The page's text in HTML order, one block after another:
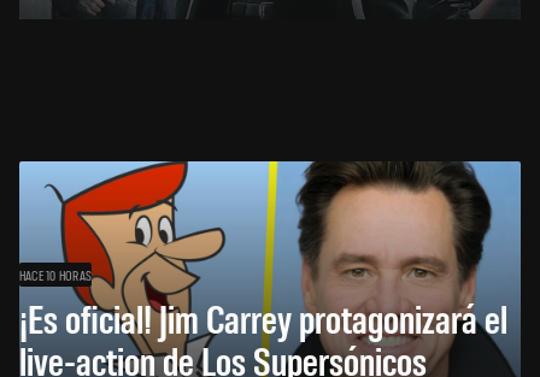
HACE 10 HORAS
¡Es oficial! Jim Carrey protagonizará el
live-action de Los Supersónicos